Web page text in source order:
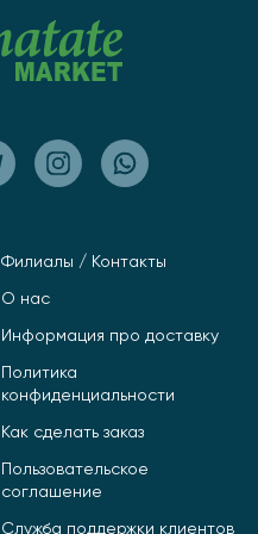
Филиалы / Контакты
О нас
Информация про доставку
Политика
конфиденциальности
Как сделать заказ
Пользовательское
соглашение
Служба поддержки клиентов